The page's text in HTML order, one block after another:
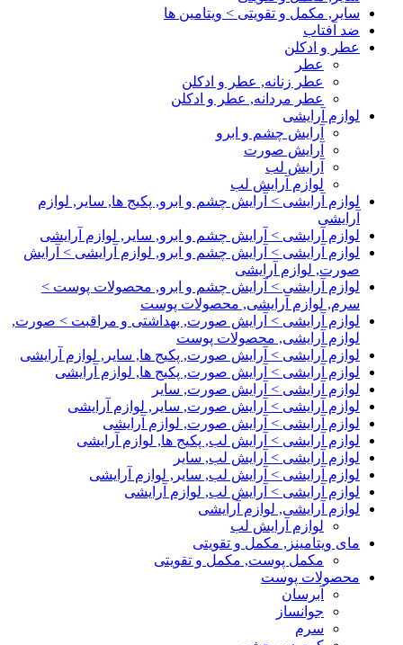
سایر, مکمل و تقویتی > ویتامین ها
ضد آفتاب
عطر و ادکلن
عطر
عطر زنانه, عطر و ادکلن
عطر مردانه, عطر و ادکلن
لوازم آرایشی
آرایش چشم و ابرو
آرایش صورت
آرایش لب
لوازم آرایش لب
لوازم آرایشی > آرایش چشم و ابرو, پکیج ها, سایر, لوازم
آرایشی
لوازم آرایشی > آرایش چشم و ابرو, سایر, لوازم آرایشی
لوازم آرایشی > آرایش چشم و ابرو, لوازم آرایشی > آرایش
صورت, لوازم آرایشی
لوازم آرایشی > آرایش چشم و ابرو, محصولات پوست >
سرم, لوازم آرایشی, محصولات پوست
لوازم آرایشی > آرایش صورت, بهداشتی و مراقبت > صورت,
لوازم آرایشی, محصولات پوست
لوازم آرایشی > آرایش صورت, پکیج ها, سایر, لوازم آرایشی
لوازم آرایشی > آرایش صورت, پکیج ها, لوازم آرایشی
لوازم آرایشی > آرایش صورت, سایر
لوازم آرایشی > آرایش صورت, سایر, لوازم آرایشی
لوازم آرایشی > آرایش صورت, لوازم آرایشی
لوازم آرایشی > آرایش لب, پکیج ها, لوازم آرایشی
لوازم آرایشی > آرایش لب, سایر
لوازم آرایشی > آرایش لب, سایر, لوازم آرایشی
لوازم آرایشی > آرایش لب, لوازم آرایشی
لوازم آرایشی, لوازم آرایشی
لوازم آرایش لب
مای ویتامینز, مکمل و تقویتی
مکمل پوست, مکمل و تقویتی
محصولات پوست
آبرسان
جوانساز
سرم